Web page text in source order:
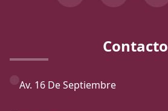
Contacto
Av. 16 De Septiembre